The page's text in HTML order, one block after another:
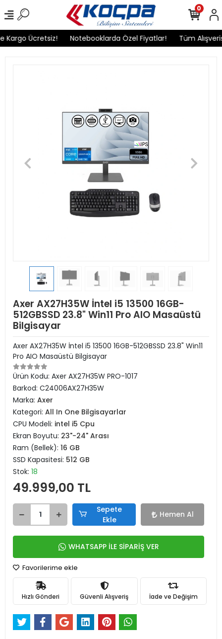
Ücretsiz! Notebooklarda Özel Fiyatlar! Tüm
0
Axer AX27H35W İntel i5 13500 16GB-
512GBSSD 23.8" Win11 Pro AIO Masaüstü
Bilgisayar
Axer AX27H35W İntel i5 13500 16GB-512GBSSD 23.8" Win11
Pro AIO Masaüstü Bilgisayar
Ürün Kodu: Axer AX27H35W PRO-1017
Barkod: C24006AX27H35W
Marka: Axer
Kategori: All In One Bilgisayarlar
CPU Modeli: intel i5 Cpu
Ekran Boyutu: 23"-24" Arası
Ram (Bellek): 16 GB
SSD Kapasitesi: 512 GB
Stok: 18
49.999,00 TL
Sepete
Ekle
Hemen Al
WHATSAPP İLE SİPARİŞ VER
Favorilerime ekle
Hızlı Gönderi Güvenli Alışveriş İade ve Değişim